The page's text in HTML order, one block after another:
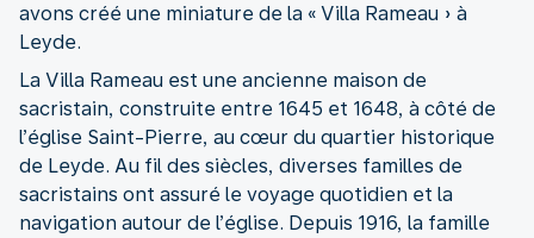
avons créé une miniature de la « Villa Rameau » à
Leyde.
La Villa Rameau est une ancienne maison de
sacristain, construite entre 1645 et 1648, à côté de
l’église Saint-Pierre, au cœur du quartier historique
de Leyde. Au fil des siècles, diverses familles de
sacristains ont assuré le voyage quotidien et la
navigation autour de l’église. Depuis 1916, la famille